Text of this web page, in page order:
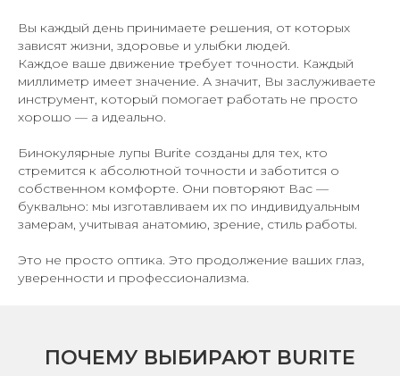
Вы каждый день принимаете решения, от которых
зависят жизни, здоровье и улыбки людей.
Каждое ваше движение требует точности. Каждый
миллиметр имеет значение. А значит, Вы заслуживаете
инструмент, который помогает работать не просто
хорошо — а идеально.
Бинокулярные лупы Burite созданы для тех, кто
стремится к абсолютной точности и заботится о
собственном комфорте. Они повторяют Вас —
буквально: мы изготавливаем их по индивидуальным
замерам, учитывая анатомию, зрение, стиль работы.
Это не просто оптика. Это продолжение ваших глаз,
уверенности и профессионализма.
ПОЧЕМУ ВЫБИРАЮТ BURITE